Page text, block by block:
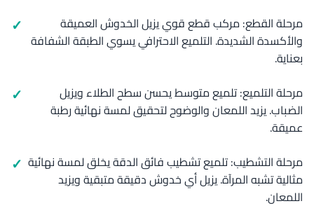
مرحلة القطع: مركب قطع قوي يزيل الخدوش العميقة
والأكسدة الشديدة. التلميع الاحترافي يسوي الطبقة الشفافة
بعناية.
مرحلة التلميع: تلميع متوسط يحسن سطح الطلاء ويزيل
الضباب. يزيد اللمعان والوضوح لتحقيق لمسة نهائية رطبة
عميقة.
مرحلة التشطيب: تلميع تشطيب فائق الدقة يخلق لمسة نهائية
مثالية تشبه المرآة. يزيل أي خدوش دقيقة متبقية ويزيد
اللمعان.